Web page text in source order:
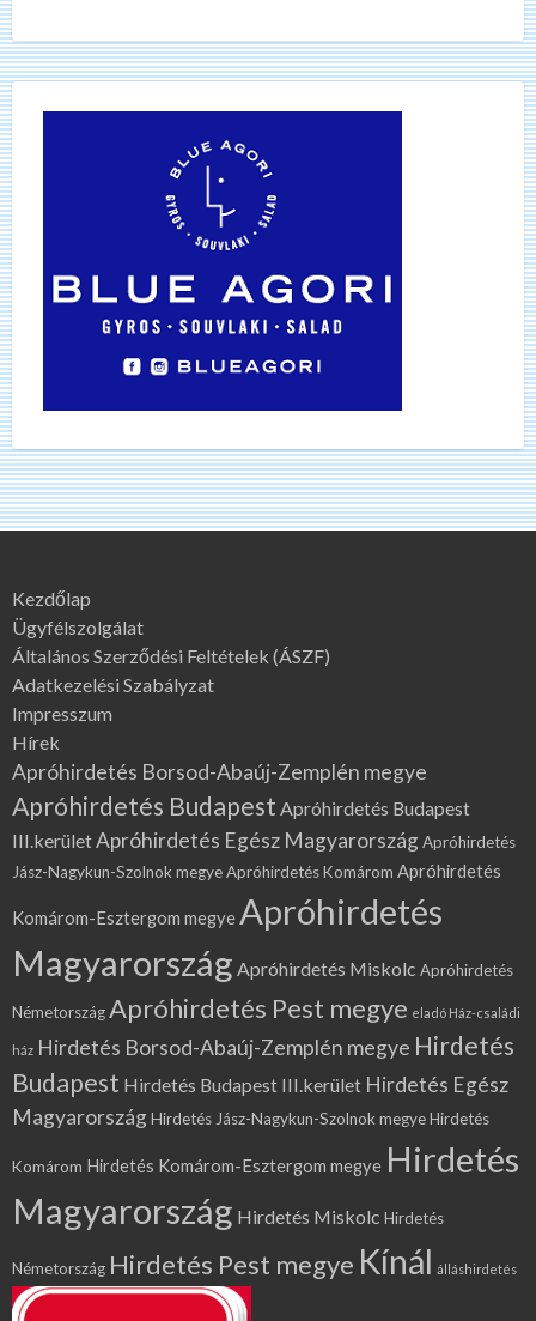
Kezdőlap
Ügyfélszolgálat
Általános Szerződési Feltételek (ÁSZF)
Adatkezelési Szabályzat
Impresszum
Hírek
Apróhirdetés Borsod-Abaúj-Zemplén megye
Apróhirdetés Budapest Apróhirdetés Budapest
III.kerületApróhirdetés Egész MagyarországApróhirdetés
Jász-Nagykun-Szolnok megyeApróhirdetés Komárom Apróhirdetés
Komárom-Esztergom megye Apróhirdetés
Magyarország Apróhirdetés Miskolc Apróhirdetés
NémetországApróhirdetés Pest megye eladó Ház-családi
ház Hirdetés Borsod-Abaúj-Zemplén megye Hirdetés
Budapest Hirdetés Budapest III.kerület Hirdetés Egész
MagyarországHirdetés Jász-Nagykun-Szolnok megyeHirdetés
Komárom Hirdetés Komárom-Esztergom megye Hirdetés
Magyarország Hirdetés Miskolc Hirdetés
Németország Hirdetés Pest megye Kínál álláshirdetés